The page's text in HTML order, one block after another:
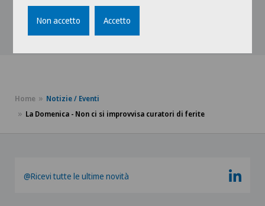
Mostra tutto
Home
Notizie / Eventi
La Domenica - Non ci si improvvisa curatori di ferite
@Ricevi tutte le ultime novità
Non accetto Accetto